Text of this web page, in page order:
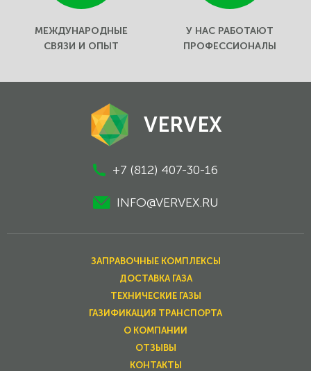
МЕЖДУНАРОДНЫЕ
СВЯЗИ И ОПЫТ
У НАС РАБОТАЮТ
ПРОФЕССИОНАЛЫ
VERVEX
+7 (812) 407-30-16
INFO@VERVEX.RU
ЗАПРАВОЧНЫЕ КОМПЛЕКСЫ
ДОСТАВКА ГАЗА
ТЕХНИЧЕСКИЕ ГАЗЫ
ГАЗИФИКАЦИЯ ТРАНСПОРТА
О КОМПАНИИ
ОТЗЫВЫ
КОНТАКТЫ